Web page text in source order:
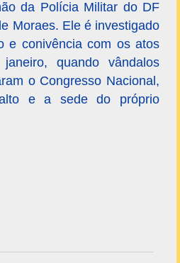
da Polícia Militar do DF
Moraes. Ele é investigado
e conivência com os atos
quando vândalos
o Congresso Nacional,
e a sede do próprio